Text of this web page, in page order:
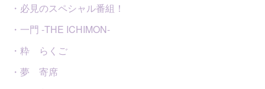
・必見のスペシャル番組！
・一門 -THE ICHIMON-
・粋 らくご
・夢 寄席